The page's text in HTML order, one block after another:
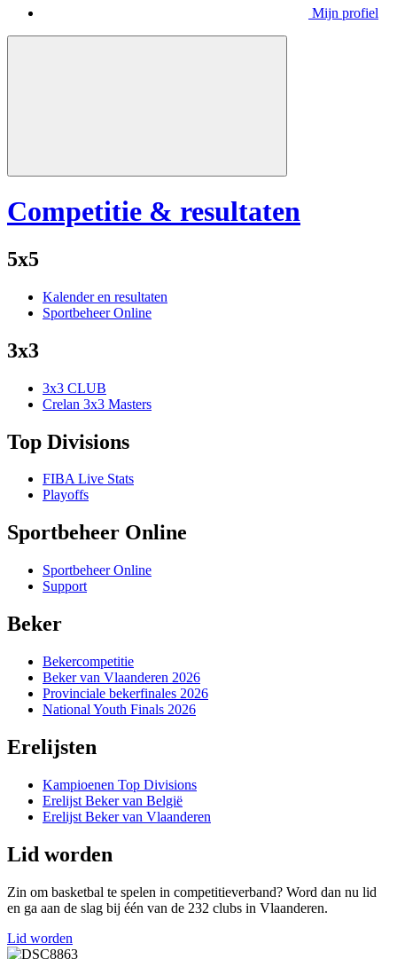
Mijn profiel
Competitie & resultaten
5x5
Kalender en resultaten
Sportbeheer Online
3x3
3x3 CLUB
Crelan 3x3 Masters
Top Divisions
FIBA Live Stats
Playoffs
Sportbeheer Online
Sportbeheer Online
Support
Beker
Bekercompetitie
Beker van Vlaanderen 2026
Provinciale bekerfinales 2026
National Youth Finals 2026
Erelijsten
Kampioenen Top Divisions
Erelijst Beker van België
Erelijst Beker van Vlaanderen
Lid worden
Zin om basketbal te spelen in competitieverband? Word dan nu lid
en ga aan de slag bij één van de 232 clubs in Vlaanderen.
Lid worden